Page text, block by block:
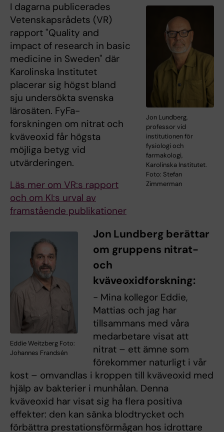
Jon Lundberg,
professor vid
institutionen för
fysiologi och
farmakologi,
Karolinska Institutet.
Foto: Stefan
Zimmerman
I dagarna publicerades
Vetenskapsrådets (VR)
rapport "Quality and
impact of research in basic
medicine in Sweden" där
Karolinska Institutet
placerar sig högst bland
sju undersökta svenska
lärosäten. FyFa-
forskningen om nitrat och
kväveoxid får högsta
möjliga betyg vid
utvärderingen.
Läs mer om VR:s rapport
och om KI:s urval av
framstående publikationer
Eddie Weitzberg Foto:
Johannes Frandsén
Jon Lundberg berättar
om gruppens nitrat-
och
kväveoxidforskning:
- Mina kollegor Eddie,
Mattias och jag har
tillsammans med våra
medarbetare visat att
nitrat – ett ämne som
förekommer naturligt i vår
kost – omvandlas i kroppen till kväveoxid med
hjälp av bakterier i munhålan. Denna
kväveoxid har visat sig ha flera positiva
effekter: den kan sänka blodtrycket och
förbättra prestationsförmågan hos idrottare